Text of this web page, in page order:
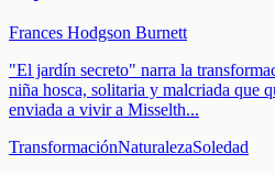
Frances Hodgson Burnett
"El jardín secreto" narra la
niña hosca, solitaria y malcriada que
enviada a vivir a Misselth...
TransformaciónNaturalezaSoledad